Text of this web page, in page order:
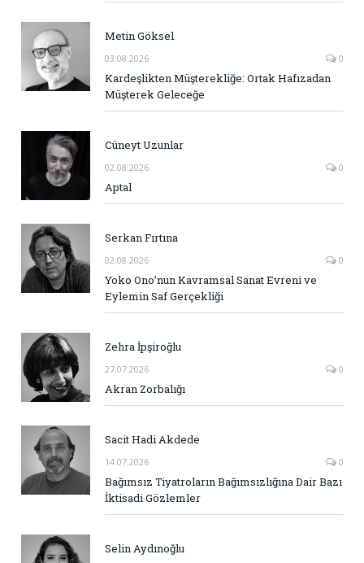
Metin Göksel
03.08.2026 0
Kardeşlikten Müşterekliğe: Ortak Hafızadan
Müşterek Geleceğe
Cüneyt Uzunlar
02.08.2026 0
Aptal
Serkan Fırtına
02.08.2026 0
Yoko Ono’nun Kavramsal Sanat Evreni ve
Eylemin Saf Gerçekliği
Zehra İpşiroğlu
27.07.2026 0
Akran Zorbalığı
Sacit Hadi Akdede
14.07.2026 0
Bağımsız Tiyatroların Bağımsızlığına Dair Bazı
İktisadi Gözlemler
Selin Aydınoğlu